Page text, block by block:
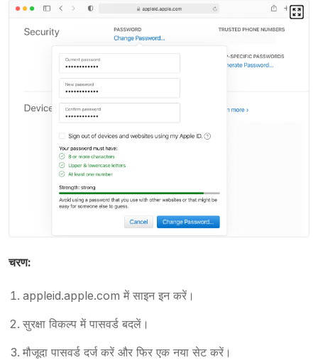
चरण:
appleid.apple.com में साइन इन करें।
सुरक्षा विकल्प में पासवर्ड बदलें।
मौजूदा पासवर्ड दर्ज करें और फिर एक नया सेट करें।